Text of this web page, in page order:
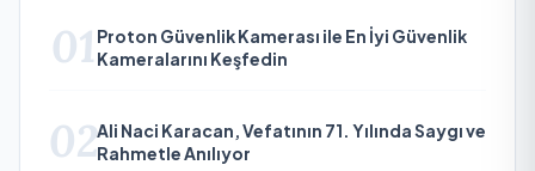
01 Proton Güvenlik Kamerası ile En İyi Güvenlik
Kameralarını Keşfedin
02Ali Naci Karacan, Vefatının 71. Yılında Saygı ve
Rahmetle Anılıyor